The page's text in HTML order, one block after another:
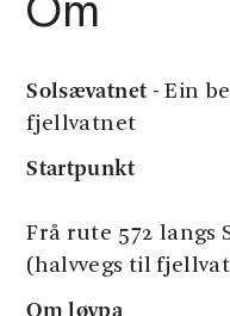
Om
Solsævatnet- Ein
fjellvatnet
Startpunkt
Frå rute 572 langs
(halvvegs til
Om løypa